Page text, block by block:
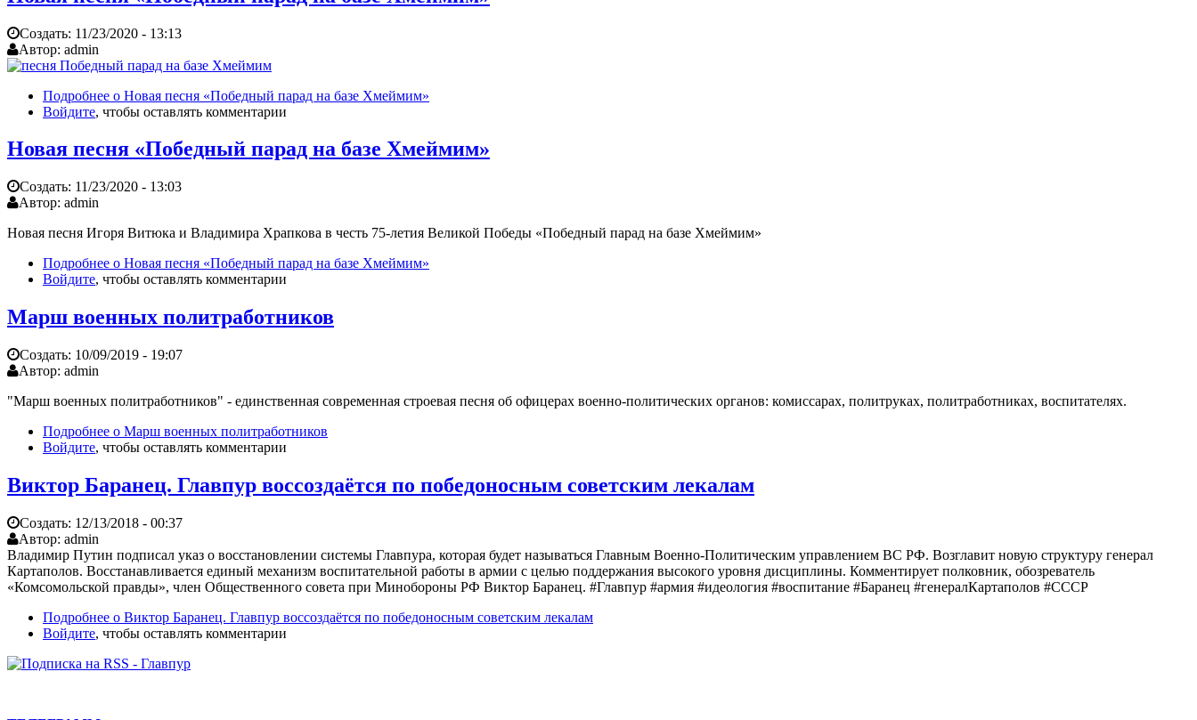
Создать: 11/23/2020 - 13:13
Автор: admin
Подробнее о Новая песня «Победный парад на базе Хмеймим»
Войдите, чтобы оставлять комментарии
Новая песня «Победный парад на базе Хмеймим»
Создать: 11/23/2020 - 13:03
Автор: admin
Новая песня Игоря Витюка и Владимира Храпкова в честь 75-летия Великой Победы «Победный парад на базе Хмеймим»
Подробнее о Новая песня «Победный парад на базе Хмеймим»
Войдите, чтобы оставлять комментарии
Марш военных политработников
Создать: 10/09/2019 - 19:07
Автор: admin
"Марш военных политработников" - единственная современная строевая песня об офицерах военно-политических органов: комиссарах, политруках, политработниках, воспитателях.
Подробнее о Марш военных политработников
Войдите, чтобы оставлять комментарии
Виктор Баранец. Главпур воссоздаётся по победоносным советским лекалам
Создать: 12/13/2018 - 00:37
Автор: admin
Владимир Путин подписал указ о восстановлении системы Главпура, которая будет называться Главным Военно-Политическим управлением ВС РФ. Возглавит новую структуру генерал
Картаполов. Восстанавливается единый механизм воспитательной работы в армии с целью поддержания высокого уровня дисциплины. Комментирует полковник, обозреватель
«Комсомольской правды», член Общественного совета при Минобороны РФ Виктор Баранец. #Главпур #армия #идеология #воспитание #Баранец #генералКартаполов #СССР
Подробнее о Виктор Баранец. Главпур воссоздаётся по победоносным советским лекалам
Войдите, чтобы оставлять комментарии